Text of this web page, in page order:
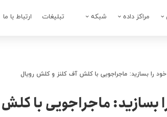
مراکز داده شبکه تبلیغات ارتباط با ما
را بسازید: ماجراجویی با کلش آف کلنز و کلش رویال
بسازید: ماجراجویی با